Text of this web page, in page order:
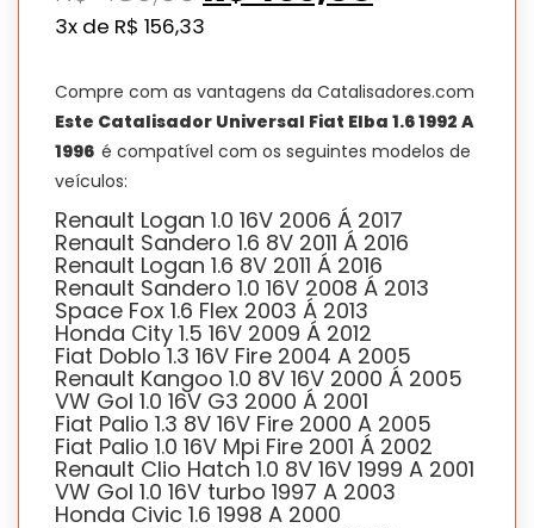
preço
original
era:
R$ 480,00.
preço
é:
R$
3x de R$ 156,33
Compre com as vantagens da Catalisadores.com
Este Catalisador Universal Fiat Elba 1.6 1992 A
1996 é compatível com os seguintes modelos de
veículos:
Renault Logan 1.0 16V 2006 Á 2017
Renault Sandero 1.6 8V 2011 Á 2016
Renault Logan 1.6 8V 2011 Á 2016
Renault Sandero 1.0 16V 2008 Á 2013
Space Fox 1.6 Flex 2003 Á 2013
Honda City 1.5 16V 2009 Á 2012
Fiat Doblo 1.3 16V Fire 2004 A 2005
Renault Kangoo 1.0 8V 16V 2000 Á 2005
VW Gol 1.0 16V G3 2000 Á 2001
Fiat Palio 1.3 8V 16V Fire 2000 A 2005
Fiat Palio 1.0 16V Mpi Fire 2001 Á 2002
Renault Clio Hatch 1.0 8V 16V 1999 A 2001
VW Gol 1.0 16V turbo 1997 A 2003
Honda Civic 1.6 1998 A 2000